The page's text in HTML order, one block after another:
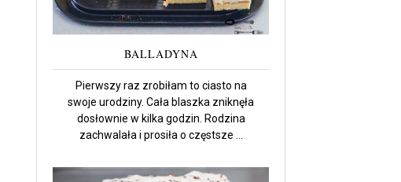
BALLADYNA
Pierwszy raz zrobiłam to ciasto na
swoje urodziny. Cała blaszka zniknęła
dosłownie w kilka godzin. Rodzina
zachwalała i prosiła o częstsze ...